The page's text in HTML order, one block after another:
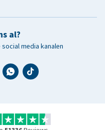
al?
media kanalen